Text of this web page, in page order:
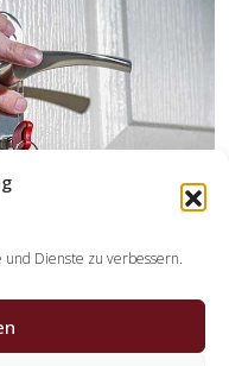
Dienste zu verbessern.